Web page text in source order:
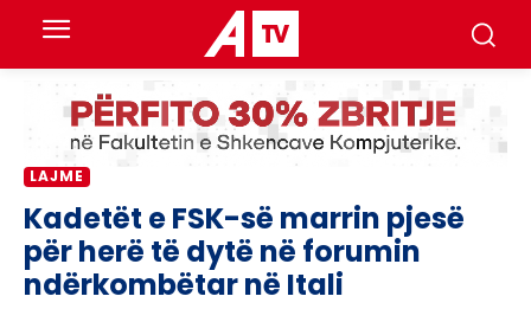
LAJME
Kadetët e FSK-së marrin pjesë
për herë të dytë në forumin
ndërkombëtar në Itali